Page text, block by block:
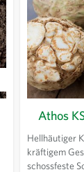
Athos
Hellhäutiger
kräftigem
schossfeste